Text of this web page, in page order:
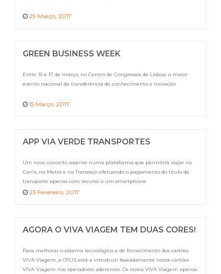
29 Março, 2017
GREEN BUSINESS WEEK
Entre 15 e 17 de março, no Centro de Congressos de Lisboa: o maior
evento nacional de transferência de conhecimento e inovação
15 Março, 2017
APP VIA VERDE TRANSPORTES
Um novo conceito assente numa plataforma que permitirá viajar na
Carris, no Metro e na Transtejo efetuando o pagamento do título de
transporte apenas com recurso a um smartphone
23 Fevereiro, 2017
AGORA O VIVA VIAGEM TEM DUAS CORES!
Para melhorar o sistema tecnológico e de fornecimento dos cartões
VIVA Viagem, a OTLIS está a introduzir faseadamente novos cartões
VIVA Viagem nos operadores aderentes. Os novos VIVA Viagem apenas